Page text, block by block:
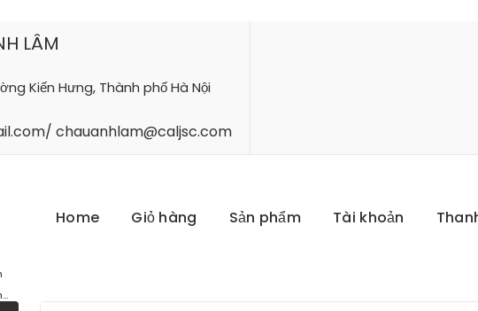
LÂM
Kiến Hưng, Thành phố Hà Nội
chauanhlam@caljsc.com
Home Giỏ hàng Sản phẩm Tài khoản